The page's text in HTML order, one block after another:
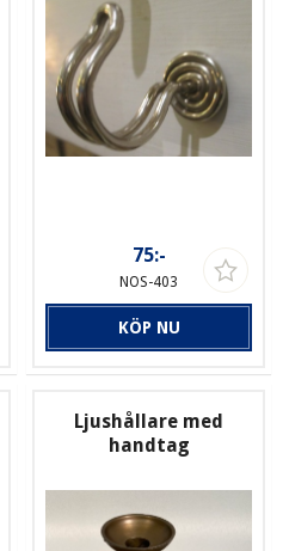
75:-
NOS-403
KÖP NU
Ljushållare med
handtag